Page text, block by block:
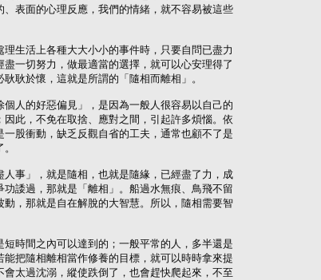
表面的心理反應，我們的情緒，就不容易被這些
生活上各種大大小小的事件時，只要自問已盡力
一切努力，做最適當的選擇，就可以心安理得了
耿於懷，這就是所謂的「隨相而離相」。
人的好惡偏見」，是因為一般人很容易以自己的
此，不免在取捨、應對之間，引起許多煩惱。依
股衝動，缺乏反觀自省的工夫，通常也顧不了是
事」，就是隨相，也就是隨緣，已經盡了力，成
諉過，那就是「離相」。船過水無痕、鳥飛不留
，那就是自在解脫的大智慧。所以，隨相需要智
時間之內可以達到的；一般平常的人，多半還是
把隨相離相當作修養的目標，就可以時時拿來提
太過沈溺，縱使跌倒了，也會趕快爬起來，不至